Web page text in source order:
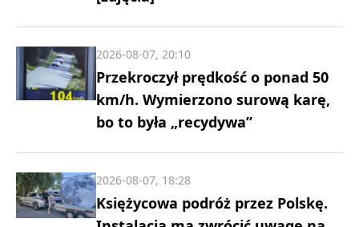
Przekroczył prędkość o ponad 50
km/h. Wymierzono surową karę,
bo to była „recydywa”
2026-08-07, 20:10
Księżycowa podróż przez Polskę.
2026-08-07, 18:28